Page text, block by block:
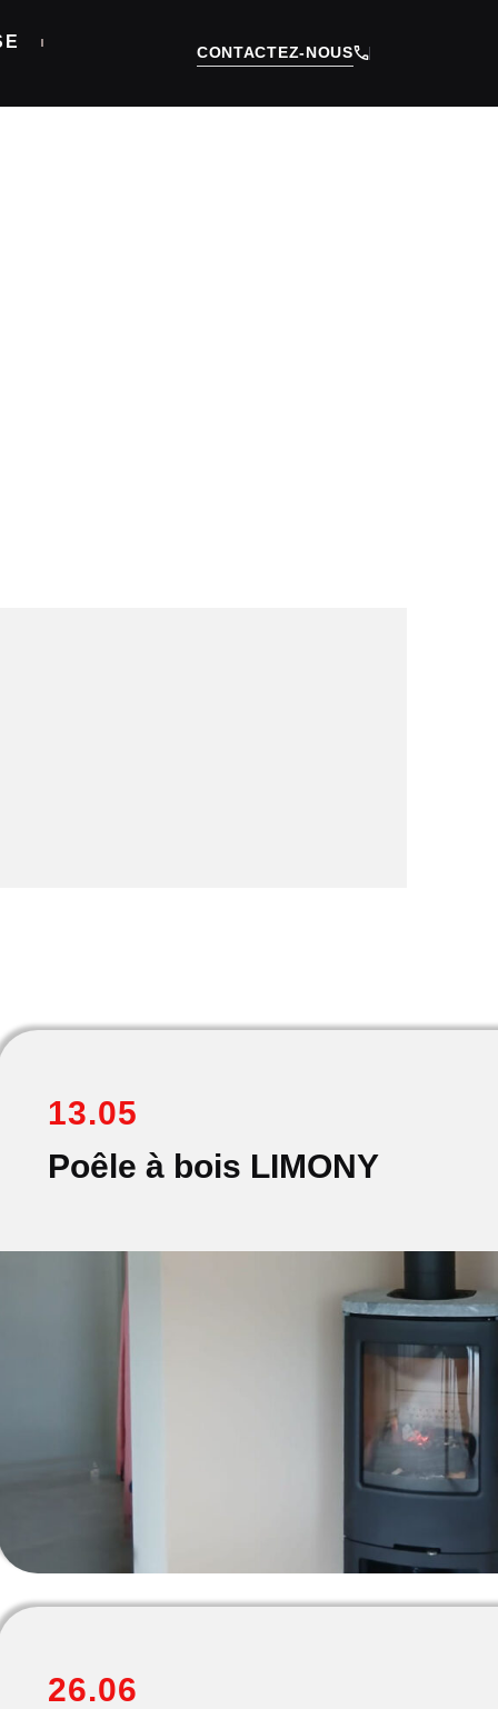
CONTACTEZ-NOUS
13.05
Poêle à bois LIMONY
26.06